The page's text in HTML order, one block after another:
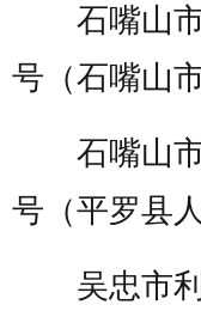
石嘴山
号（石嘴山
石嘴山
号（平罗县
吴忠市